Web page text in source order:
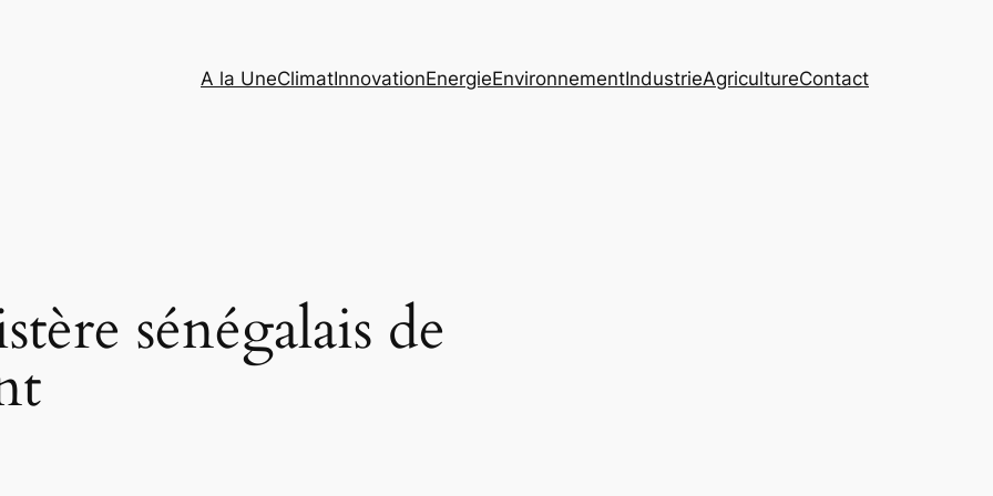
A la UneClimatInnovationEnergieEnvironnementIndustrieAgricultureContact
sénégalais de